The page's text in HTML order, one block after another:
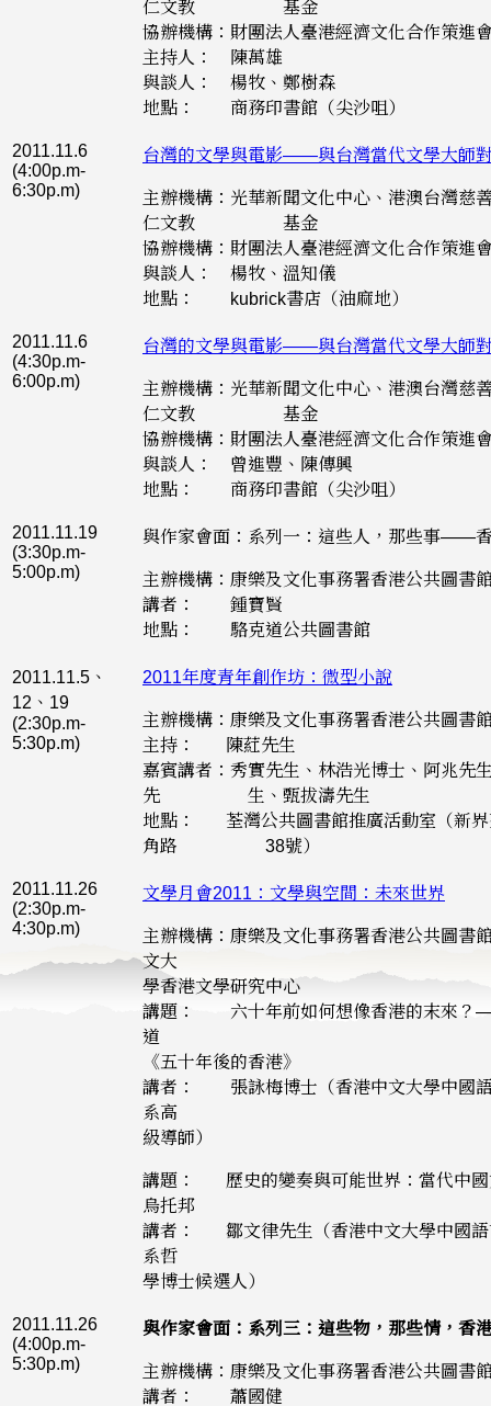
仁文教 基金
協辦機構：財團法人臺港經濟文化合作策進
主持人： 陳萬雄
與談人： 楊牧、鄭樹森
地點： 商務印書館（尖沙咀）
2011.11.6
(4:00p.m-
6:30p.m)
台灣的文學與電影——與台灣當代文學大師
主辦機構：光華新聞文化中心、港澳台灣慈
仁文教 基金
協辦機構：財團法人臺港經濟文化合作策進
與談人： 楊牧、溫知儀
地點： kubrick書店（油麻地）
2011.11.6
(4:30p.m-
6:00p.m)
台灣的文學與電影——與台灣當代文學大師
主辦機構：光華新聞文化中心、港澳台灣慈
仁文教 基金
協辦機構：財團法人臺港經濟文化合作策進
與談人： 曾進豐、陳傳興
地點： 商務印書館（尖沙咀）
2011.11.19
(3:30p.m-
5:00p.m)
與作家會面：系列一：這些人，那些事——
主辦機構：康樂及文化事務署香港公共圖書
講者： 鍾寶賢
地點： 駱克道公共圖書館
2011.11.5、
12、19
(2:30p.m-
5:30p.m)
2011年度青年創作坊：微型小說
主辦機構：康樂及文化事務署香港公共圖書
主持： 陳葒先生
嘉賓講者：秀實先生、林浩光博士、阿兆先
先 生、甄拔濤先生
地點： 荃灣公共圖書館推廣活動室（新界
角路 38號）
2011.11.26
(2:30p.m-
4:30p.m)
文學月會2011：文學與空間：未來世界
主辦機構：康樂及文化事務署香港公共圖書
文大
學香港文學研究中心
講題： 六十年前如何想像香港的末來？
道
《五十年後的香港》
講者： 張詠梅博士（香港中文大學中國
系高
級導師）
講題： 歷史的變奏與可能世界：當代中國
烏托邦
講者： 鄒文律先生（香港中文大學中國語
系哲
學博士候選人）
2011.11.26
(4:00p.m-
5:30p.m)
與作家會面：系列三：這些物，那些情，香
主辦機構：康樂及文化事務署香港公共圖書
講者： 蕭國健